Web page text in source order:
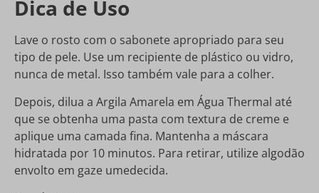
Dica de Uso
Lave o rosto com o sabonete apropriado para seu
tipo de pele. Use um recipiente de plástico ou vidro,
nunca de metal. Isso também vale para a colher.
Depois, dilua a Argila Amarela em Água Thermal até
que se obtenha uma pasta com textura de creme e
aplique uma camada fina. Mantenha a máscara
hidratada por 10 minutos. Para retirar, utilize algodão
envolto em gaze umedecida.